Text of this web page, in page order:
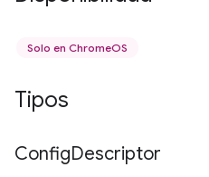
Solo en ChromeOS
Tipos
ConfigDescriptor